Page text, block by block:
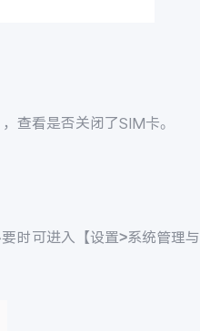
查看是否关闭了SIM卡。
时可进入【设置>系统管理与